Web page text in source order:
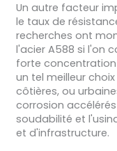
Un autre facteur
le taux de
recherches ont
l'acier A588 si l'on
forte
un tel meilleur
côtières, ou
corrosion
soudabilité et
et d'infrastructure.